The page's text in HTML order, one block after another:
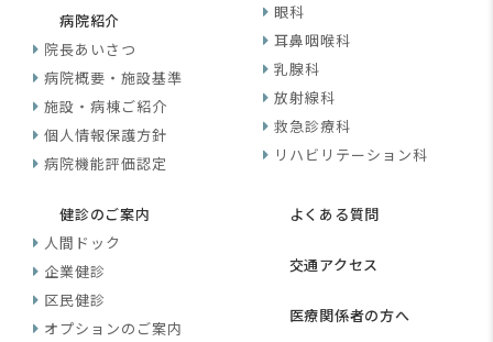
病院紹介
院長あいさつ
病院概要・施設基準
施設・病棟ご紹介
個人情報保護方針
病院機能評価認定
眼科
耳鼻咽喉科
乳腺科
放射線科
救急診療科
リハビリテーション科
健診のご案内
人間ドック
企業健診
区民健診
オプションのご案内
よくある質問
交通アクセス
医療関係者の方へ